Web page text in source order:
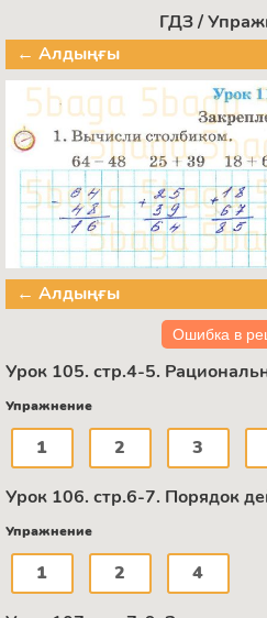
ГДЗ /
← Алдыңғы
← Алдыңғы
Ошибка в
Урок 105. стр.4-5.
Упражнение
1 2 3
Урок 106. стр.6-7. Порядок
Упражнение
1 2 4